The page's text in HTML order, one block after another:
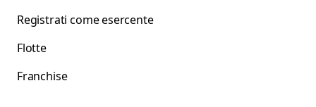
Registrati come esercente
Flotte
Franchise